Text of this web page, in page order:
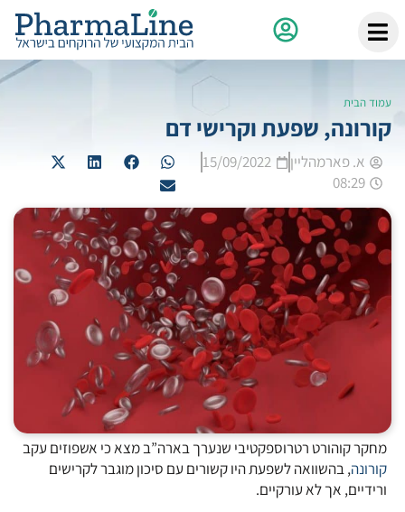
עמוד הבית
קורונה, שפעת וקרישי דם
א. פארמהליין
15/09/2022
08:29
מחקר קוהורט רטרוספקטיבי שנערך בארה”ב מצא כי אשפוזים עקב
קורונה, בהשוואה לשפעת היו קשורים עם סיכון מוגבר לקרישים
ורידיים, אך לא עורקיים.